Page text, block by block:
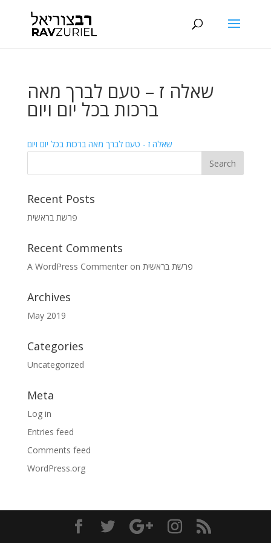
שאלה ז – טעם לברך מאה
ברכות בכל יום ויום
שאלה ז - טעם לברך מאה ברכות בכל יום ויום
Recent Posts
פרשת בראשית
Recent Comments
A WordPress Commenteron פרשת בראשית
Archives
May 2019
Categories
Uncategorized
Meta
Log in
Entries feed
Comments feed
WordPress.org